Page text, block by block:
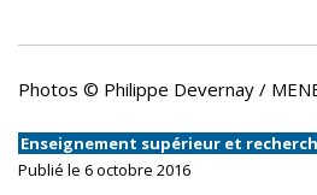
Photos © Philippe Devernay /
Enseignement supérieur et
Publié le 6 octobre 2016